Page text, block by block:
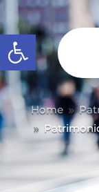
Abrir barra de
Home 9
9